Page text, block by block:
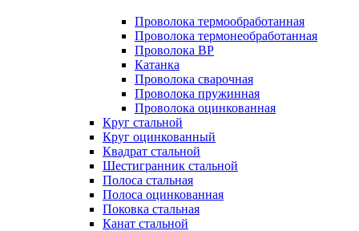
Проволока термообработанная
Проволока термонеобработанная
Проволока ВР
Катанка
Проволока сварочная
Проволока пружинная
Проволока оцинкованная
Круг стальной
Круг оцинкованный
Квадрат стальной
Шестигранник стальной
Полоса стальная
Полоса оцинкованная
Поковка стальная
Канат стальной